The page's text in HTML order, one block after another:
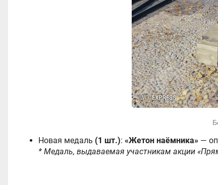
Новая медаль (1 шт.): «Жетон наёмника» —
* Медаль, выдаваемая участникам акции